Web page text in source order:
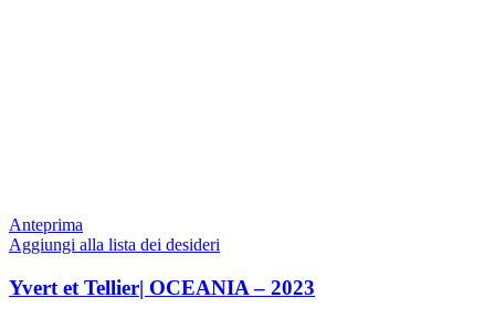
Anteprima
Aggiungi alla lista dei desideri
Yvert et Tellier| OCEANIA – 2023